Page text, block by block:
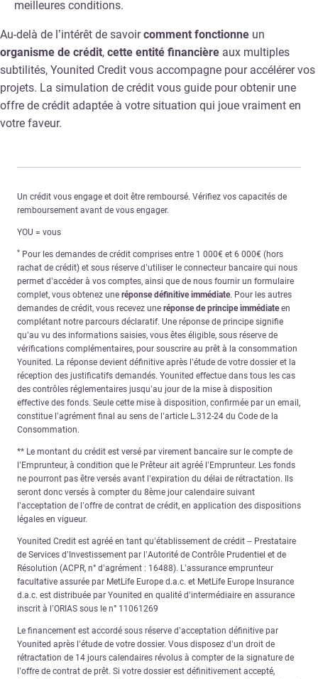
meilleures conditions.
Au-delà de l’intérêt de savoircomment fonctionne un
organisme de crédit, cette entité financière aux multiples
subtilités, Younited Credit vous accompagne pour accélérer vos
projets. La simulation de crédit vous guide pour obtenir une
offre de crédit adaptée à votre situation qui joue vraiment en
votre faveur.
Un crédit vous engage et doit être remboursé. Vérifiez vos capacités de
remboursement avant de vous engager.
YOU = vous
* Pour les demandes de crédit comprises entre 1 000€ et 6 000€ (hors
rachat de crédit) et sous réserve d’utiliser le connecteur bancaire qui nous
permet d’accéder à vos comptes, ainsi que de nous fournir un formulaire
complet, vous obtenez une réponse définitive immédiate. Pour les autres
demandes de crédit, vous recevez une réponse de principe immédiateen
complétant notre parcours déclaratif. Une réponse de principe signifie
qu’au vu des informations saisies, vous êtes éligible, sous réserve de
vérifications complémentaires, pour souscrire au prêt à la consommation
Younited. La réponse devient définitive après l’étude de votre dossier et la
réception des justificatifs demandés. Younited effectue dans tous les cas
des contrôles réglementaires jusqu’au jour de la mise à disposition
effective des fonds. Seule cette mise à disposition, confirmée par un email,
constitue l’agrément final au sens de l’article L.312-24 du Code de la
Consommation.
** Le montant du crédit est versé par virement bancaire sur le compte de
l’Emprunteur, à condition que le Prêteur ait agréé l’Emprunteur. Les fonds
ne pourront pas être versés avant l’expiration du délai de rétractation. Ils
seront donc versés à compter du 8ème jour calendaire suivant
l’acceptation de l’offre de contrat de crédit, en application des dispositions
légales en vigueur.
Younited Credit est agréé en tant qu’établissement de crédit – Prestataire
de Services d’Investissement par l’Autorité de Contrôle Prudentiel et de
Résolution (ACPR, n° d’agrément : 16488). L’assurance emprunteur
facultative assurée par MetLife Europe d.a.c. et MetLife Europe Insurance
d.a.c. est distribuée par Younited en qualité d’intermédiaire en assurance
inscrit à l’ORIAS sous le n° 11061269
Le financement est accordé sous réserve d’acceptation définitive par
Younited après l’étude de votre dossier. Vous disposez d’un droit de
rétractation de 14 jours calendaires révolus à compter de la signature de
l’offre de contrat de prêt. Si votre dossier est définitivement accepté,